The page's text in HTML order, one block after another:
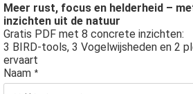
Meer rust, focus en helderheid –
inzichten uit de natuur
Gratis PDF met 8 concrete inzichten:
3 BIRD-tools, 3 Vogelwijsheden en 2
ervaart
Naam *